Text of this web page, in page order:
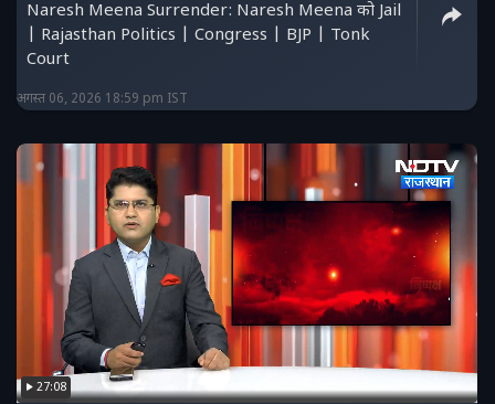
Naresh Meena Surrender: Naresh Meena को Jail
| Rajasthan Politics | Congress | BJP | Tonk
Court
अगस्त 06, 2026 18:59 pm IST
27:08